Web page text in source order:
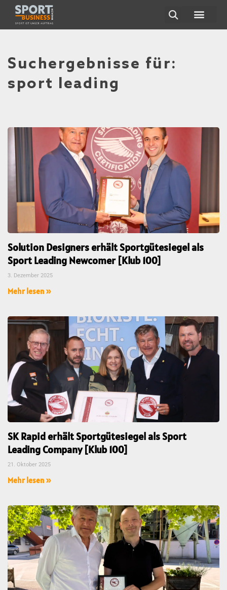
Suchergebnisse für:
sport leading
Solution Designers erhält Sportgütesiegel als
Sport Leading Newcomer [Klub 100]
3. Dezember 2025
Mehr lesen »
SK Rapid erhält Sportgütesiegel als Sport
Leading Company [Klub 100]
21. Oktober 2025
Mehr lesen »